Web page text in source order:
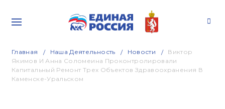
Главная Наша Деятельность Новости
Виктор
Якимов И Анна Соломеина Проконтролировали
Капитальный Ремонт Трех Объектов Здравоохранения В
Каменске-Уральском